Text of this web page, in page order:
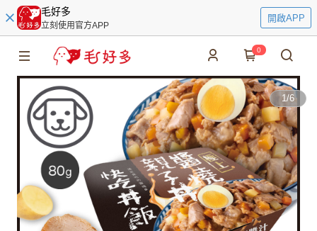
毛好多
立刻使用官方APP
開啟APP
0
1/6